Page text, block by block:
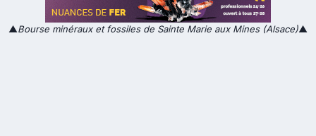
▲Bourse minéraux et fossiles de Sainte Marie aux Mines (Alsace)▲